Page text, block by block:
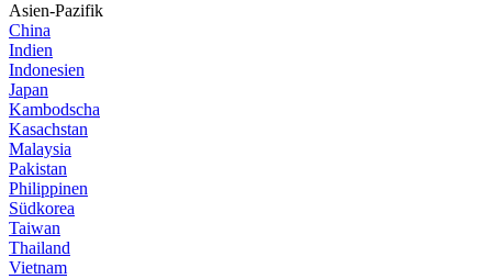
Asien-Pazifik
China
Indien
Indonesien
Japan
Kambodscha
Kasachstan
Malaysia
Pakistan
Philippinen
Südkorea
Taiwan
Thailand
Vietnam